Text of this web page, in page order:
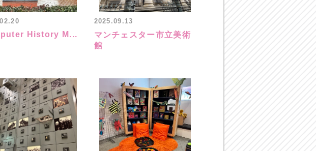
History M...
2025.09.13
マンチェスター市立美術
館